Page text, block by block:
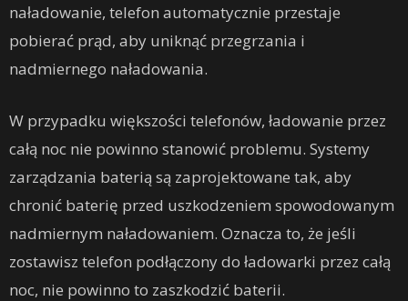
naładowanie, telefon automatycznie przestaje
pobierać prąd, aby uniknąć przegrzania i
nadmiernego naładowania.
W przypadku większości telefonów, ładowanie przez
całą noc nie powinno stanowić problemu. Systemy
zarządzania baterią są zaprojektowane tak, aby
chronić baterię przed uszkodzeniem spowodowanym
nadmiernym naładowaniem. Oznacza to, że jeśli
zostawisz telefon podłączony do ładowarki przez całą
noc, nie powinno to zaszkodzić baterii.